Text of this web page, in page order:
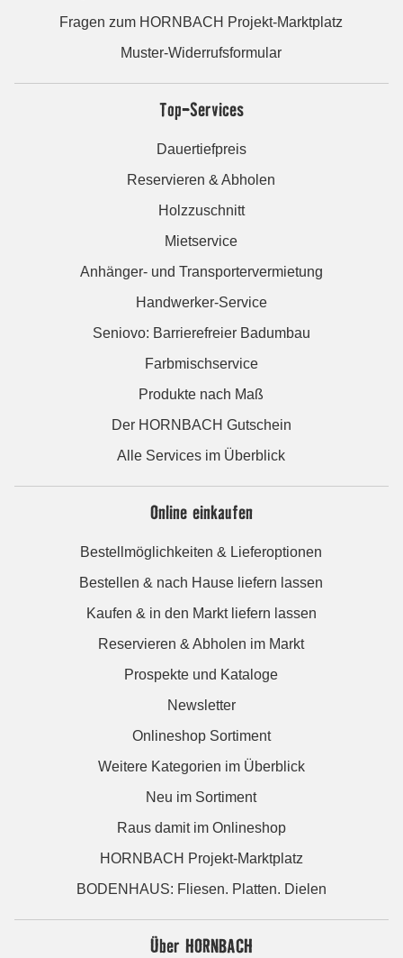
Fragen zum HORNBACH Projekt-Marktplatz
Muster-Widerrufsformular
Top-Services
Dauertiefpreis
Reservieren & Abholen
Holzzuschnitt
Mietservice
Anhänger- und Transportervermietung
Handwerker-Service
Seniovo: Barrierefreier Badumbau
Farbmischservice
Produkte nach Maß
Der HORNBACH Gutschein
Alle Services im Überblick
Online einkaufen
Bestellmöglichkeiten & Lieferoptionen
Bestellen & nach Hause liefern lassen
Kaufen & in den Markt liefern lassen
Reservieren & Abholen im Markt
Prospekte und Kataloge
Newsletter
Onlineshop Sortiment
Weitere Kategorien im Überblick
Neu im Sortiment
Raus damit im Onlineshop
HORNBACH Projekt-Marktplatz
BODENHAUS: Fliesen. Platten. Dielen
Über HORNBACH